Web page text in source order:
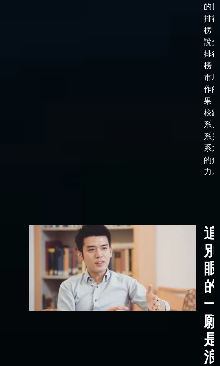
的
排行
榜
說
排行
榜
市
作
果
校跟
系
系
系
的角
力